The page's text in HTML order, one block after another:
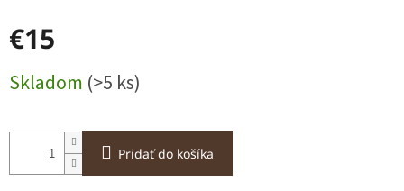
€15
cena:
Skladom (>5 ks)
Pridať do košíka